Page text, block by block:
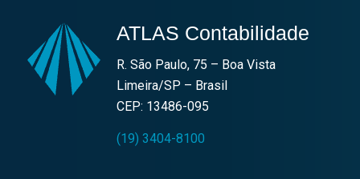
ATLAS Contabilidade
R. São Paulo, 75 – Boa Vista
Limeira/SP – Brasil
CEP: 13486-095
(19) 3404-8100